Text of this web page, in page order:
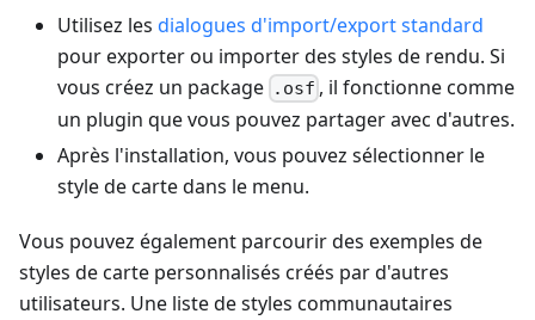
Utilisez les dialogues d'import/export standard
pour exporter ou importer des styles de rendu. Si
vous créez un package .osf , il fonctionne comme
un plugin que vous pouvez partager avec d'autres.
Après l'installation, vous pouvez sélectionner le
style de carte dans le menu.
Vous pouvez également parcourir des exemples de
styles de carte personnalisés créés par d'autres
utilisateurs. Une liste de styles communautaires